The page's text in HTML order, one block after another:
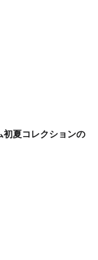
夏コレクションの